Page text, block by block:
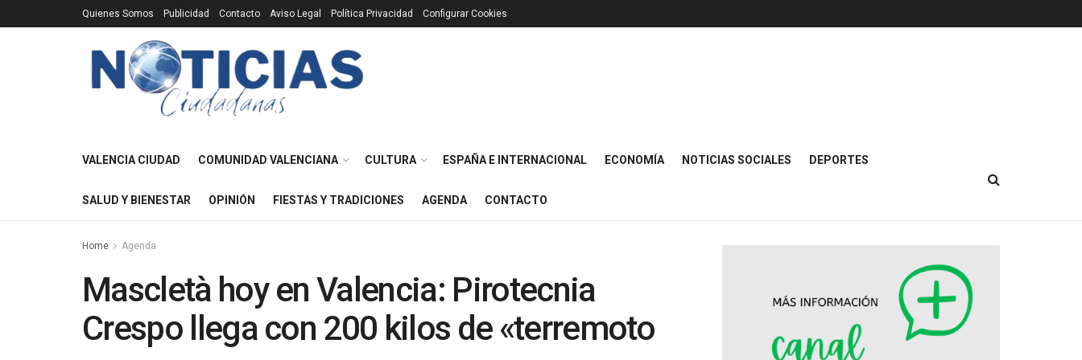
Quienes Somos Publicidad Contacto Aviso Legal Política Privacidad Configurar Cookies
VALENCIA CIUDAD COMUNIDAD VALENCIANA CULTURA ESPAÑA E INTERNACIONAL ECONOMÍA NOTICIAS SOCIALES DEPORTES
SALUD Y BIENESTAR OPINIÓN FIESTAS Y TRADICIONES AGENDA CONTACTO
Home Agenda
Mascletà hoy en Valencia: Pirotecnia
Crespo llega con 200 kilos de «terremoto